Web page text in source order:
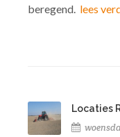
beregend. lees
Locaties